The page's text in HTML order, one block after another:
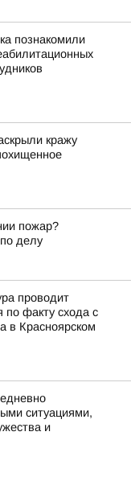
познакомили
кражу
пожар?
делу
проводит
по факту схода с
в Красноярском
ситуациями,
и